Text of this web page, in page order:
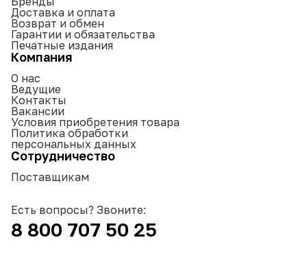
Доставка и оплата
Возврат и обмен
Гарантии и обязательства
Печатные издания
Компания
О нас
Ведущие
Контакты
Вакансии
Условия приобретения товара
Политика обработки
персональных данных
Сотрудничество
Поставщикам
Есть вопросы? Звоните:
8 800 707 50 25